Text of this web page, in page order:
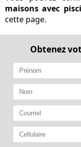
maisons avec
cette page.
Obtenez